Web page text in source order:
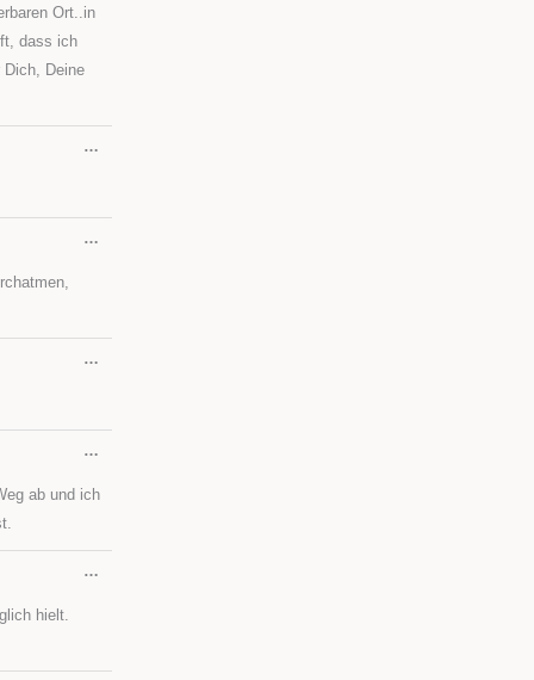
Ort..in
dass ich
Deine
…
…
…
ab und ich
…
hielt.
…